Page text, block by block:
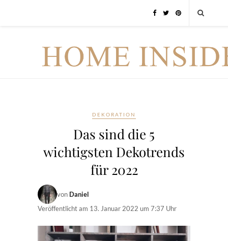
DEKORATION
Das sind die 5
wichtigsten Dekotrends
für 2022
von Daniel
Veröffentlicht am 13. Januar 2022 um 7:37 Uhr